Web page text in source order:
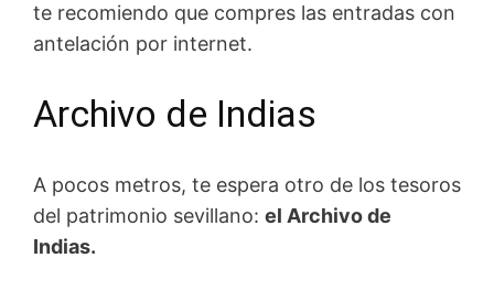
te recomiendo que compres las entradas con
antelación por internet.
Archivo de Indias
A pocos metros, te espera otro de los tesoros
del patrimonio sevillano: el Archivo de
Indias.